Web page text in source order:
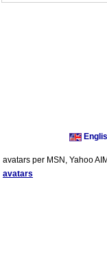
avatars per MSN, Yahoo
avatars